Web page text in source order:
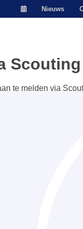
Nieuws
te melden via